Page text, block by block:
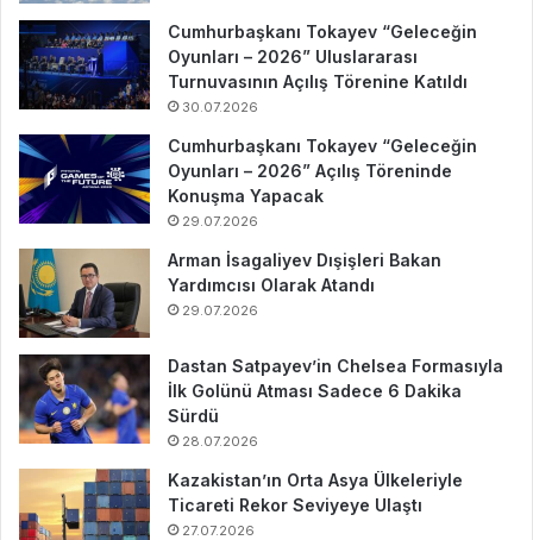
Cumhurbaşkanı Tokayev “Geleceğin
Oyunları – 2026” Uluslararası
Turnuvasının Açılış Törenine Katıldı
30.07.2026
Cumhurbaşkanı Tokayev “Geleceğin
Oyunları – 2026” Açılış Töreninde
Konuşma Yapacak
29.07.2026
Arman İsagaliyev Dışişleri Bakan
Yardımcısı Olarak Atandı
29.07.2026
Dastan Satpayev’in Chelsea Formasıyla
İlk Golünü Atması Sadece 6 Dakika
Sürdü
28.07.2026
Kazakistan’ın Orta Asya Ülkeleriyle
Ticareti Rekor Seviyeye Ulaştı
27.07.2026